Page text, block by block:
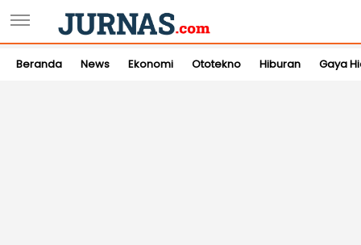
Beranda News Ekonomi Ototekno Hiburan Gaya